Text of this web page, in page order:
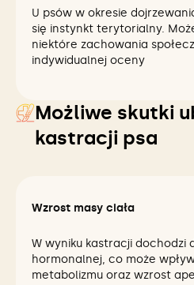
U psów w okresie
się instynkt terytorialny.
niektóre zachowania
indywidualnej oceny
Możliwe skutki
kastracji psa
Wzrost masy ciała
W wyniku kastracji dochodzi
hormonalnej, co może
metabolizmu oraz wzrost